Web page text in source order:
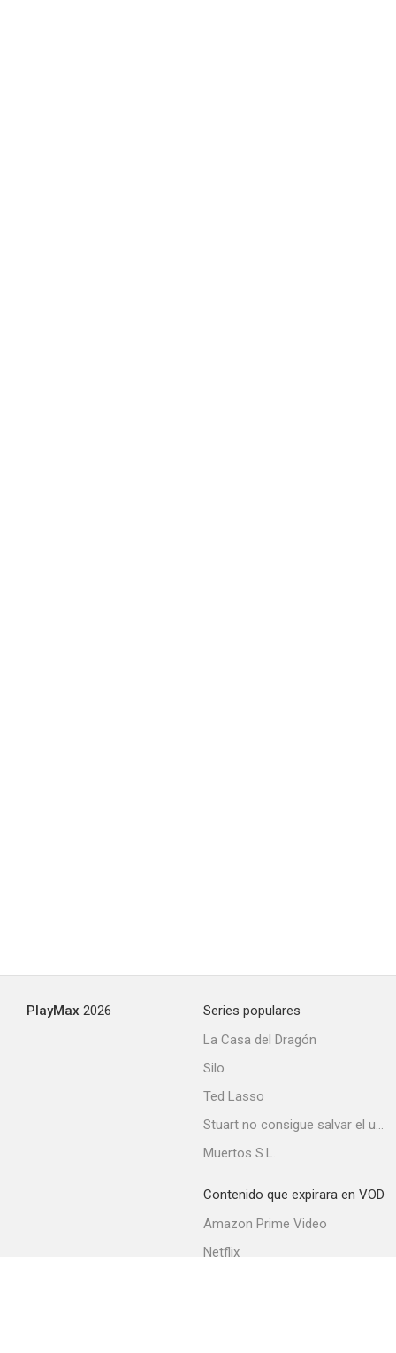
PlayMax 2026
Series populares
La Casa del Dragón
Silo
Ted Lasso
Stuart no consigue salvar el universo
Muertos S.L.
Contenido que expirara en VOD
Amazon Prime Video
Netflix